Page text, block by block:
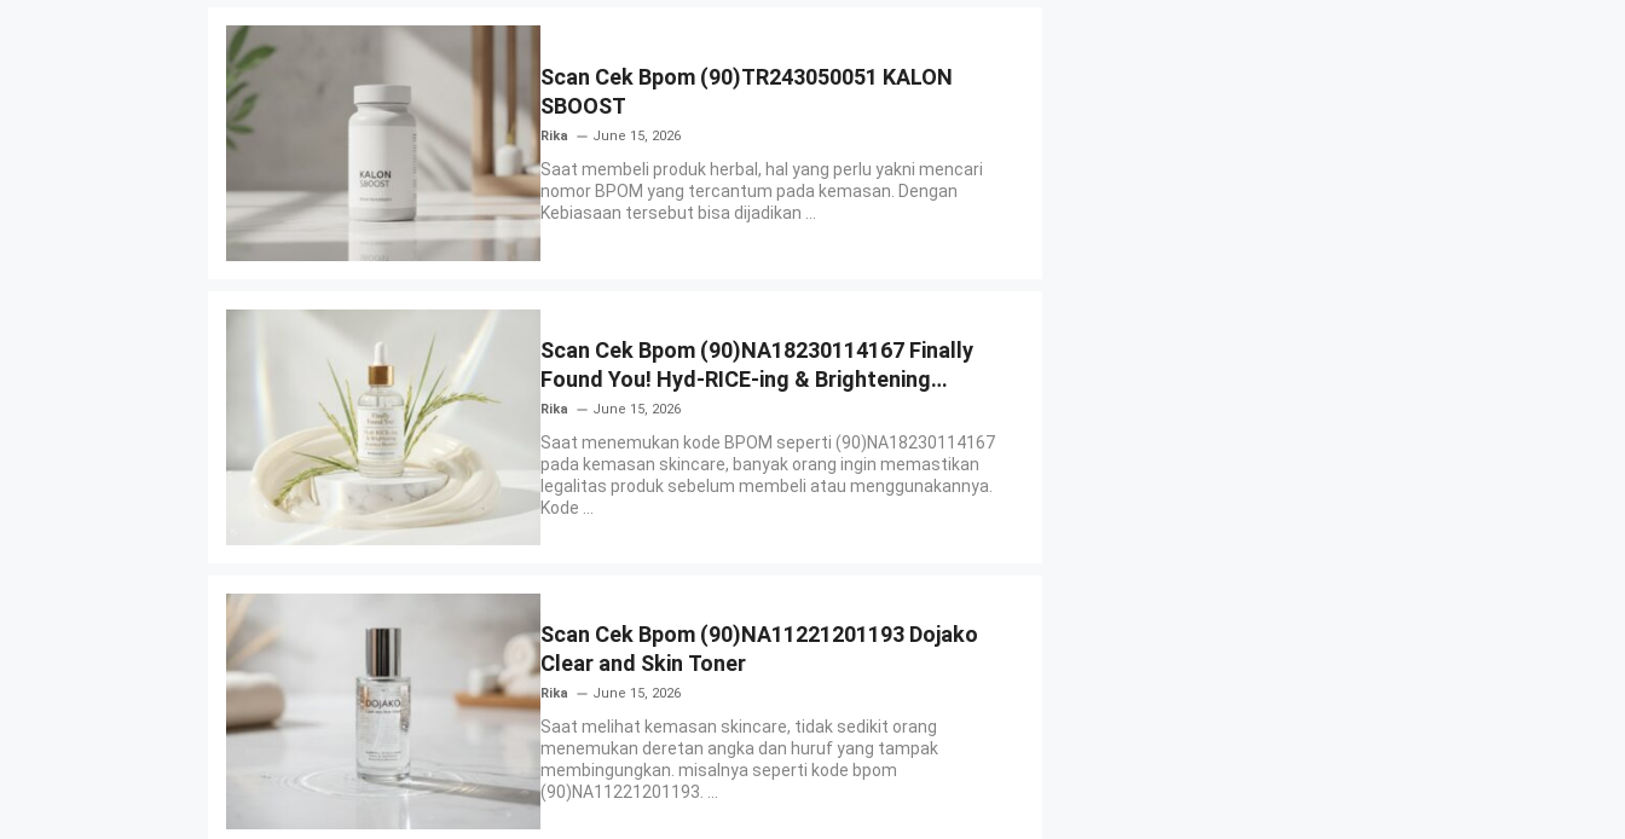
Scan Cek Bpom (90)TR243050051 KALON
SBOOST
Rika June 15, 2026
Saat membeli produk herbal, hal yang perlu yakni mencari
nomor BPOM yang tercantum pada kemasan. Dengan
Kebiasaan tersebut bisa dijadikan ...
Scan Cek Bpom (90)NA18230114167 Finally
Found You! Hyd-RICE-ing & Brightening
Essence Booster
Rika June 15, 2026
Saat menemukan kode BPOM seperti (90)NA18230114167
pada kemasan skincare, banyak orang ingin memastikan
legalitas produk sebelum membeli atau menggunakannya.
Kode ...
Scan Cek Bpom (90)NA11221201193 Dojako
Clear and Skin Toner
Rika June 15, 2026
Saat melihat kemasan skincare, tidak sedikit orang
menemukan deretan angka dan huruf yang tampak
membingungkan. misalnya seperti kode bpom
(90)NA11221201193. ...